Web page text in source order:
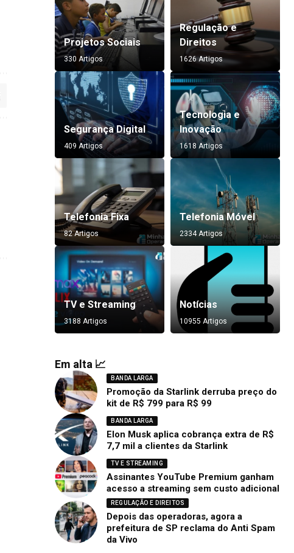
Projetos Sociais
330 Artigos
Regulação e
Direitos
1626 Artigos
Segurança Digital
409 Artigos
Tecnologia e
Inovação
1618 Artigos
Telefonia Fixa
82 Artigos
Telefonia Móvel
2334 Artigos
TV e Streaming
3188 Artigos
Notícias
10955 Artigos
Em alta 📈
BANDA LARGA
Promoção da Starlink derruba preço do
kit de R$ 799 para R$ 99
BANDA LARGA
Elon Musk aplica cobrança extra de R$
7,7 mil a clientes da Starlink
TV E STREAMING
Assinantes YouTube Premium ganham
acesso a streaming sem custo adicional
REGULAÇÃO E DIREITOS
Depois das operadoras, agora a
prefeitura de SP reclama do Anti Spam
da Vivo